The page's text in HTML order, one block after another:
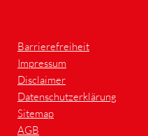
Barrierefreiheit
Impressum
Disclaimer
Datenschutzerklärung
Sitemap
AGB